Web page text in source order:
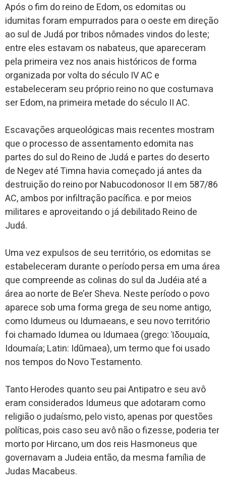
Após o fim do reino de Edom, os edomitas ou
idumitas foram empurrados para o oeste em direção
ao sul de Judá por tribos nômades vindos do leste;
entre eles estavam os nabateus, que apareceram
pela primeira vez nos anais históricos de forma
organizada por volta do século IV AC e
estabeleceram seu próprio reino no que costumava
ser Edom, na primeira metade do século II AC.
Escavações arqueológicas mais recentes mostram
que o processo de assentamento edomita nas
partes do sul do Reino de Judá e partes do deserto
de Negev até Timna havia começado já antes da
destruição do reino por Nabucodonosor II em 587/86
AC, ambos por infiltração pacífica. e por meios
militares e aproveitando o já debilitado Reino de
Judá.
Uma vez expulsos de seu território, os edomitas se
estabeleceram durante o período persa em uma área
que compreende as colinas do sul da Judéia até a
área ao norte de Be’er Sheva. Neste período o povo
aparece sob uma forma grega de seu nome antigo,
como Idumeus ou Idumaeans, e seu novo território
foi chamado Idumea ou Idumaea (grego: Ἰδουμαία,
Idoumaía; Latin: Idūmaea), um termo que foi usado
nos tempos do Novo Testamento.
Tanto Herodes quanto seu pai Antipatro e seu avô
eram considerados Idumeus que adotaram como
religião o judaísmo, pelo visto, apenas por questões
políticas, pois caso seu avô não o fizesse, poderia ter
morto por Hircano, um dos reis Hasmoneus que
governavam a Judeia então, da mesma família de
Judas Macabeus.